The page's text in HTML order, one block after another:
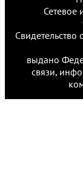
Сетевое
выдано
связи,